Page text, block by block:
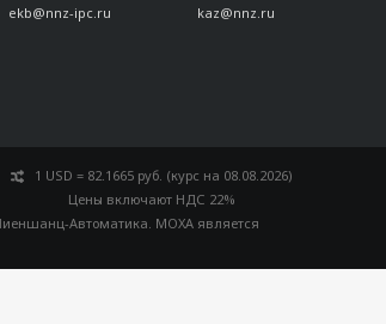
ekb@nnz-ipc.ru kaz@nnz.ru
1 USD = 82.1665 руб. (курс на 08.08.2026)
Цены включают НДС 22%
Автоматика. MOXA является